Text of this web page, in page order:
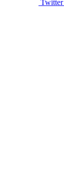
Twitter